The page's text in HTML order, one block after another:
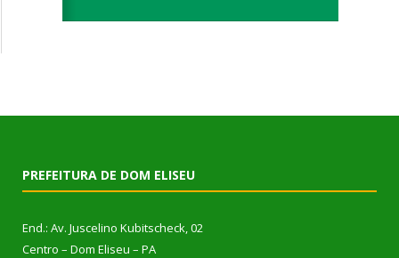
PREFEITURA DE DOM ELISEU
End.: Av. Juscelino Kubitscheck, 02
Centro – Dom Eliseu – PA